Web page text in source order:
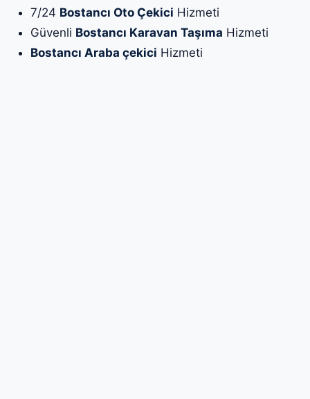
7/24 Bostancı Oto Çekici Hizmeti
Güvenli Bostancı Karavan Taşıma Hizmeti
Bostancı Araba çekici Hizmeti